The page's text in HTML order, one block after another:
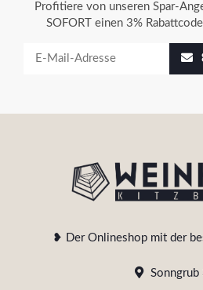
Profitiere von unseren Spar-
SOFORT einen 3%
❥ Der Onlineshop mit der
Sonngrub